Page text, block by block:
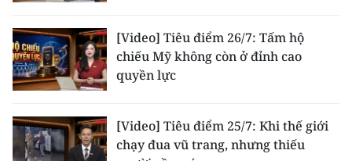
NHÂN DÂN CUỐI TUẦN
NHÂN DÂN HẰNG THÁNG
MUA BÁO
ĐỌC BÁO IN
[Video] Tiêu điểm 26/7: Tấm hộ
chiếu Mỹ không còn ở đỉnh cao
quyền lực
[Video] Tiêu điểm 25/7: Khi thế giới
chạy đua vũ trang, nhưng thiếu